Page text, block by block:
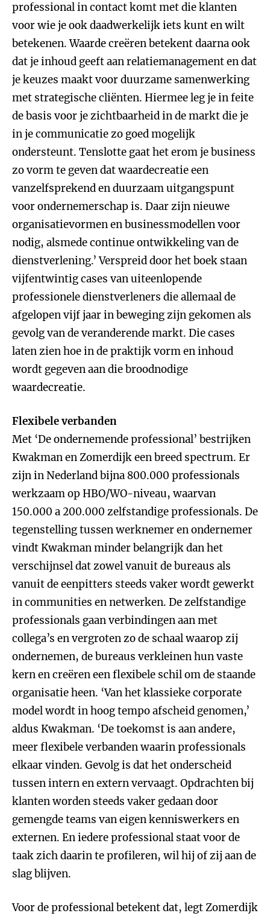
professional in contact komt met die klanten
voor wie je ook daadwerkelijk iets kunt en wilt
betekenen. Waarde creëren betekent daarna ook
dat je inhoud geeft aan relatiemanagement en dat
je keuzes maakt voor duurzame samenwerking
met strategische cliënten. Hiermee leg je in feite
de basis voor je zichtbaarheid in de markt die je
in je communicatie zo goed mogelijk
ondersteunt. Tenslotte gaat het erom je business
zo vorm te geven dat waardecreatie een
vanzelfsprekend en duurzaam uitgangspunt
voor ondernemerschap is. Daar zijn nieuwe
organisatievormen en businessmodellen voor
nodig, alsmede continue ontwikkeling van de
dienstverlening.’ Verspreid door het boek staan
vijfentwintig cases van uiteenlopende
professionele dienstverleners die allemaal de
afgelopen vijf jaar in beweging zijn gekomen als
gevolg van de veranderende markt. Die cases
laten zien hoe in de praktijk vorm en inhoud
wordt gegeven aan die broodnodige
waardecreatie.
Flexibele verbanden
Met ‘De ondernemende professional’ bestrijken
Kwakman en Zomerdijk een breed spectrum. Er
zijn in Nederland bijna 800.000 professionals
werkzaam op HBO/WO-niveau, waarvan
150.000 a 200.000 zelfstandige professionals. De
tegenstelling tussen werknemer en ondernemer
vindt Kwakman minder belangrijk dan het
verschijnsel dat zowel vanuit de bureaus als
vanuit de eenpitters steeds vaker wordt gewerkt
in communities en netwerken. De zelfstandige
professionals gaan verbindingen aan met
collega’s en vergroten zo de schaal waarop zij
ondernemen, de bureaus verkleinen hun vaste
kern en creëren een flexibele schil om de staande
organisatie heen. ‘Van het klassieke corporate
model wordt in hoog tempo afscheid genomen,’
aldus Kwakman. ‘De toekomst is aan andere,
meer flexibele verbanden waarin professionals
elkaar vinden. Gevolg is dat het onderscheid
tussen intern en extern vervaagt. Opdrachten bij
klanten worden steeds vaker gedaan door
gemengde teams van eigen kenniswerkers en
externen. En iedere professional staat voor de
taak zich daarin te profileren, wil hij of zij aan de
slag blijven.
Voor de professional betekent dat, legt Zomerdijk